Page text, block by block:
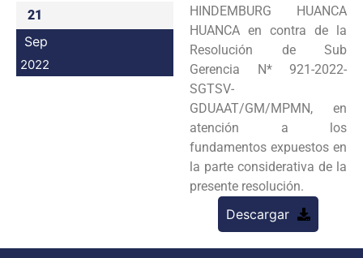
21
Sep
2022
HINDEMBURG HUANCA
HUANCA en contra de la
Resolución de Sub
Gerencia N* 921-2022-
SGTSV-
GDUAAT/GM/MPMN, en
atención a los
fundamentos expuestos en
la parte considerativa de la
presente resolución.
Descargar